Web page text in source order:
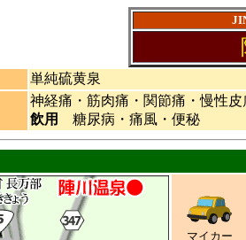
単純硫黄泉
神経痛・筋肉痛・関節痛・慢性
飲用
糖尿病・痛風・便秘
マイカー